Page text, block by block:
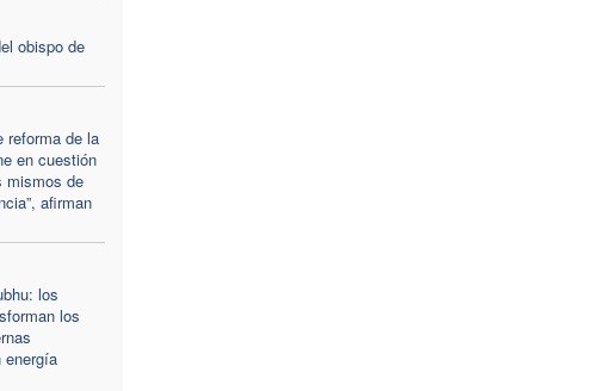
obispo de
reforma de la
en cuestión
mismos de
afirman
los
los
energía